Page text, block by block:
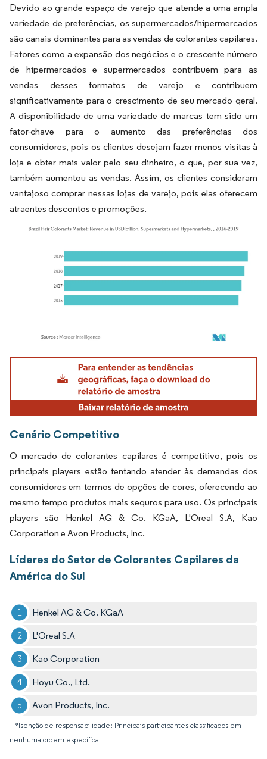
Devido ao grande espaço de varejo que atende a uma ampla
variedade de preferências, os supermercados/hipermercados
são canais dominantes para as vendas de colorantes capilares.
Fatores como a expansão dos negócios e o crescente número
de hipermercados e supermercados contribuem para as
vendas desses formatos de varejo e contribuem
significativamente para o crescimento de seu mercado geral.
A disponibilidade de uma variedade de marcas tem sido um
fator-chave para o aumento das preferências dos
consumidores, pois os clientes desejam fazer menos visitas à
loja e obter mais valor pelo seu dinheiro, o que, por sua vez,
também aumentou as vendas. Assim, os clientes consideram
vantajoso comprar nessas lojas de varejo, pois elas oferecem
atraentes descontos e promoções.
Imagem © Mordor Intelligence. O reuso requer atribuição conforme CC BY 4.0.
Cenário Competitivo
O mercado de colorantes capilares é competitivo, pois os
principais players estão tentando atender às demandas dos
consumidores em termos de opções de cores, oferecendo ao
mesmo tempo produtos mais seguros para uso. Os principais
players são Henkel AG & Co. KGaA, L'Oreal S.A, Kao
Corporation e Avon Products, Inc.
Líderes do Setor de Colorantes Capilares da
América do Sul
Henkel AG & Co. KGaA
L'Oreal S.A
Kao Corporation
Hoyu Co., Ltd.
Avon Products, Inc.
*Isenção de responsabilidade: Principais participantes classificados em
nenhuma ordem específica